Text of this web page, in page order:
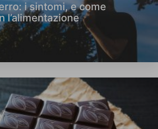
i sintomi, e come
l’alimentazione